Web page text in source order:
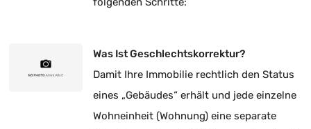
Was Ist Geschlechtskorrektur?
Damit Ihre Immobilie rechtlich den Status
eines „Gebäudes“ erhält und jede einzelne
Wohneinheit (Wohnung) eine separate